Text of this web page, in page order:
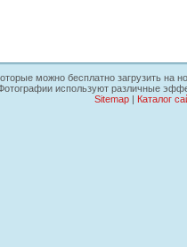
можно бесплатно загрузить на
используют различные
Sitemap| Каталог